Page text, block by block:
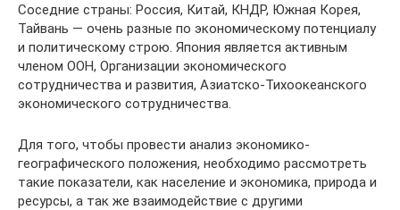
Соседние страны: Россия, Китай, КНДР, Южная Корея,
Тайвань — очень разные по экономическому потенциалу
и политическому строю. Япония является активным
членом ООН, Организации экономического
сотрудничества и развития, Азиатско-Тихоокеанского
экономического сотрудничества.
Для того, чтобы провести анализ экономико-
географического положения, необходимо рассмотреть
такие показатели, как население и экономика, природа и
ресурсы, а так же взаимодействие с другими